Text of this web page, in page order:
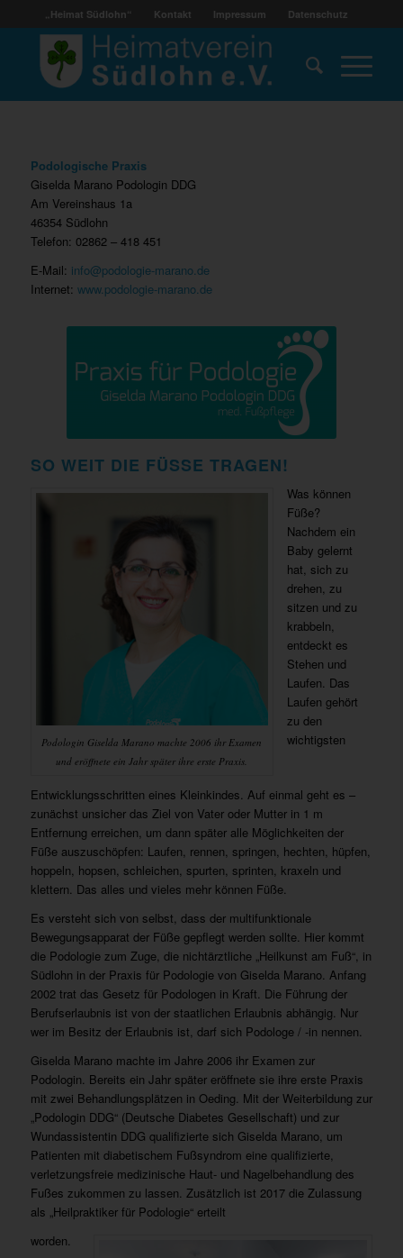
„Heimat Südlohn“ Kontakt Impressum Datenschutz
Podologische Praxis
Giselda Marano Podologin DDG
Am Vereinshaus 1a
46354 Südlohn
Telefon: 02862 – 418 451
E-Mail: info@podologie-marano.de
Internet: www.podologie-marano.de
SO WEIT DIE FÜSSE TRAGEN!
Podologin Giselda Marano machte 2006 ihr Examen
und eröffnete ein Jahr später ihre erste Praxis.
Was können
Füße?
Nachdem ein
Baby gelernt
hat, sich zu
drehen, zu
sitzen und zu
krabbeln,
entdeckt es
Stehen und
Laufen. Das
Laufen gehört
zu den
wichtigsten
Entwicklungsschritten eines Kleinkindes. Auf einmal geht es –
zunächst unsicher das Ziel von Vater oder Mutter in 1 m
Entfernung erreichen, um dann später alle Möglichkeiten der
Füße auszuschöpfen: Laufen, rennen, springen, hechten, hüpfen,
hoppeln, hopsen, schleichen, spurten, sprinten, kraxeln und
klettern. Das alles und vieles mehr können Füße.
Es versteht sich von selbst, dass der multifunktionale
Bewegungsapparat der Füße gepflegt werden sollte. Hier kommt
die Podologie zum Zuge, die nichtärztliche „Heilkunst am Fuß“, in
Südlohn in der Praxis für Podologie von Giselda Marano. Anfang
2002 trat das Gesetz für Podologen in Kraft. Die Führung der
Berufserlaubnis ist von der staatlichen Erlaubnis abhängig. Nur
wer im Besitz der Erlaubnis ist, darf sich Podologe / -in nennen.
Giselda Marano machte im Jahre 2006 ihr Examen zur
Podologin. Bereits ein Jahr später eröffnete sie ihre erste Praxis
mit zwei Behandlungsplätzen in Oeding. Mit der Weiterbildung zur
„Podologin DDG“ (Deutsche Diabetes Gesellschaft) und zur
Wundassistentin DDG qualifizierte sich Giselda Marano, um
Patienten mit diabetischem Fußsyndrom eine qualifizierte,
verletzungsfreie medizinische Haut- und Nagelbehandlung des
Fußes zukommen zu lassen. Zusätzlich ist 2017 die Zulassung
als „Heilpraktiker für Podologie“ erteilt
worden.